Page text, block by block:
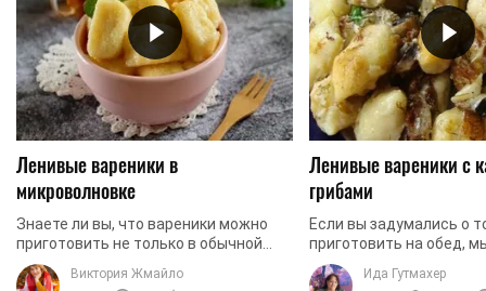
Ленивые вареники в
микроволновке
Знаете ли вы, что вареники можно
приготовить не только в обычной
кастрюле, но и в микроволновке?
Именно такой рецепт мы и хотим
Виктория Жмайло
Ленивые вареники с
грибами
Если вы задумались о
приготовить на обед,
вам простой и
Речь идет о ленивых
Ида Гутмахер